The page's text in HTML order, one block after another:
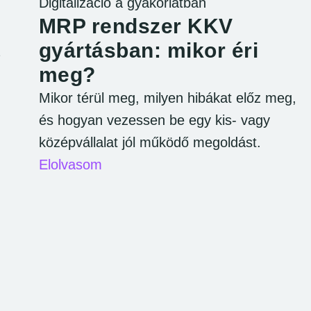
MRP rendszer KKV
gyártásban: mikor éri
meg?
Mikor térül meg, milyen hibákat előz meg,
és hogyan vezessen be egy kis- vagy
középvállalat jól működő megoldást.
Elolvasom